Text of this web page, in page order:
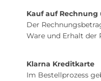
Kauf auf Rechnung
Der
Ware und Erhalt der
Klarna Kreditkarte
Im Bestellprozess